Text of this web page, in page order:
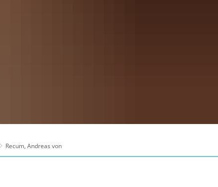
Recum, Andreas von